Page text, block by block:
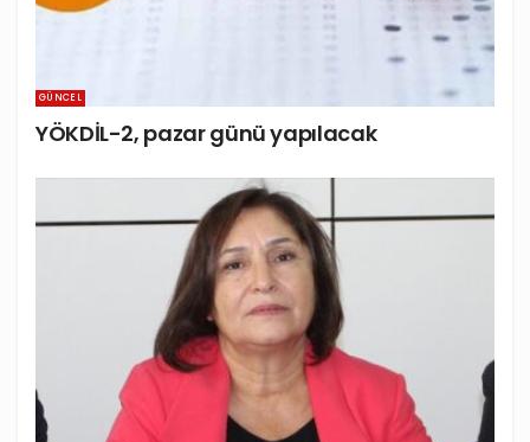
GÜNCEL
YÖKDİL-2, pazar günü yapılacak